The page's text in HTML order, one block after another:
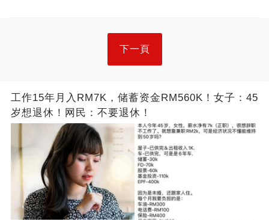
下一頁
工作15年月入RM7K，储蓄资金RM560K！女子：45
岁想退休！网民：不要退休！